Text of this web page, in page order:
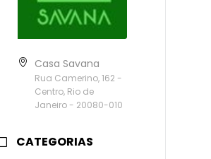
Casa Savana
Rua Camerino, 162 -
Centro, Rio de
Janeiro - 20080-010
CATEGORIAS